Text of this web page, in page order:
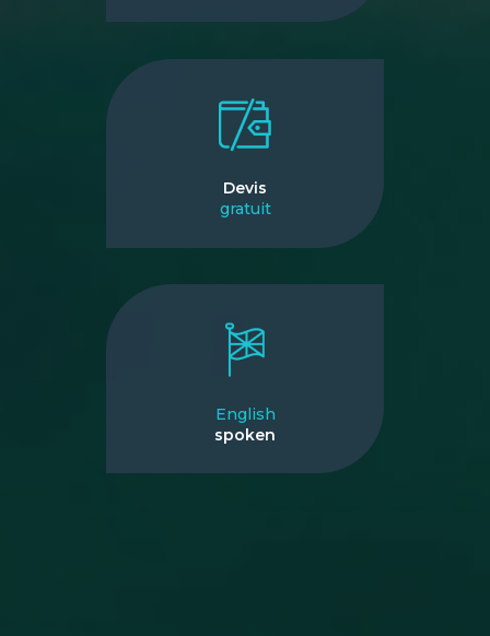
Devis
gratuit
English
spoken